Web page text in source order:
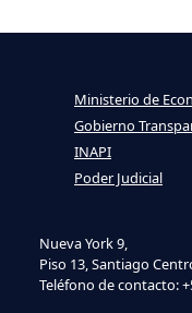
Nueva York 9,
Piso 13, Santiago
Teléfono de contacto:
Ministerio de
Gobierno
INAPI
Poder Judicial